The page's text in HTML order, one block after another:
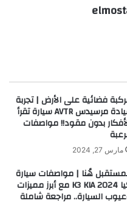
فضائية على الأرض | تجربة
قيادة مرسيدس AVTR سيارة تقرأ
بدون مقود!! مواصفات
مارس 27, 2024
هُنا | مواصفات سيارة
كيا K3 KIA 2024 مع أبرز مميزات
السيارة.. مراجعة شاملة